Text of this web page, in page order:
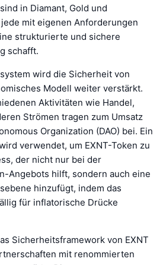
in Diamant, Gold und
mit eigenen Anforderungen
strukturierte und sichere
schafft.
wird die Sicherheit von
Modell weiter verstärkt.
Aktivitäten wie Handel,
Strömen tragen zum Umsatz
Organization (DAO) bei. Ein
verwendet, um EXNT-Token zu
der nicht nur bei der
Angebots hilft, sondern auch eine
hinzufügt, indem das
für inflatorische Drücke
Sicherheitsframework von EXNT
mit renommierten